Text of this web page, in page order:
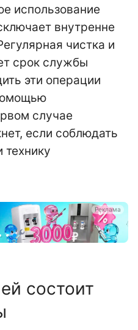
использование
внутренне
чистка и
срок службы
эти операции
случае
если соблюдать
технику
Реклама
состоит